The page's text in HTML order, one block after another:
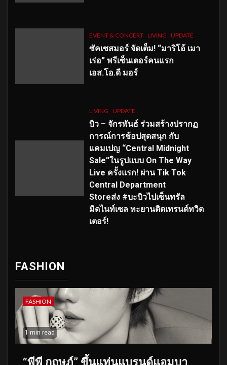
EVENT & CONCERT LIVING UPDATE
ซัคเซสมอร์ จัดเต็ม! “มาริโอ้ เมา
เร่อ” พรีเซ็นเตอร์คนแรก
เอส.โอ.ดี มอร์
LIVING UPDATE
บิว – จักรพันธ์ ร่วมสร้างปรากฏ
การณ์การช้อปสุดสนุก กับ
แคมเปญ “Central Midnight
Sale”ในรูปแบบ On The Way
Live ครั้งแรก! ผ่าน Tik Tok
Central Department
Storeส่ง #บะบิวไปเซ็นทรัล
มิดไนท์เซล ทะยานติดเทรนด์ทวิต
เตอร์!
FASHION
FASHION
1 min read
“พีพี กฤษฏ์” ขึ้นแท่นแบรนด์แอมบา